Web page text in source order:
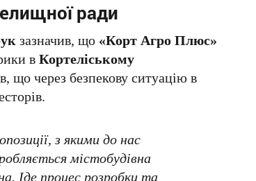
ради
зазначив, що «Корт Агро Плюс»
вКортеліському
що через безпекову ситуацію в
з якими до нас
містобудівна
Іде процес розробки та